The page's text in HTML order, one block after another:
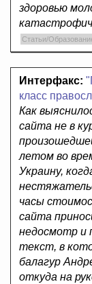
здоровью
Статьи/
Интерфакс:
класс
Как
сайта не в
летом во
Украину,
часы
сайта
недосмотр и
текст, в
балагур
откуда на